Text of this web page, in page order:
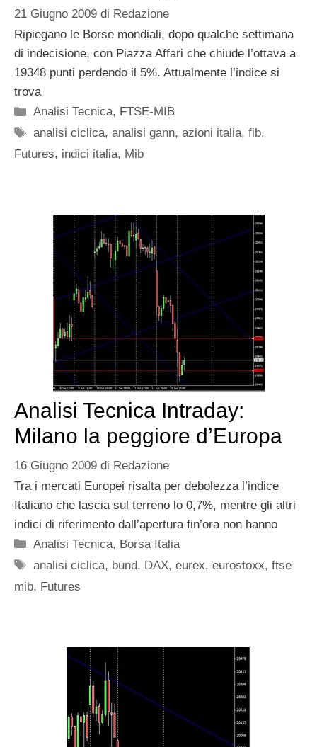
21 Giugno 2009 di Redazione
Ripiegano le Borse mondiali, dopo qualche settimana
di indecisione, con Piazza Affari che chiude l’ottava a
19348 punti perdendo il 5%. Attualmente l’indice si
trova
Categorie
Analisi Tecnica, FTSE-MIB
Tag
analisi ciclica,analisi gann,azioni italia,fib,
Futures, indici italia, Mib
Analisi Tecnica Intraday:
Milano la peggiore d’Europa
16 Giugno 2009 di Redazione
Tra i mercati Europei risalta per debolezza l’indice
Italiano che lascia sul terreno lo 0,7%, mentre gli altri
indici di riferimento dall’apertura fin’ora non hanno
Categorie
Analisi Tecnica, Borsa Italia
Tag
analisi ciclica, bund, DAX,eurex,eurostoxx,ftse
mib, Futures